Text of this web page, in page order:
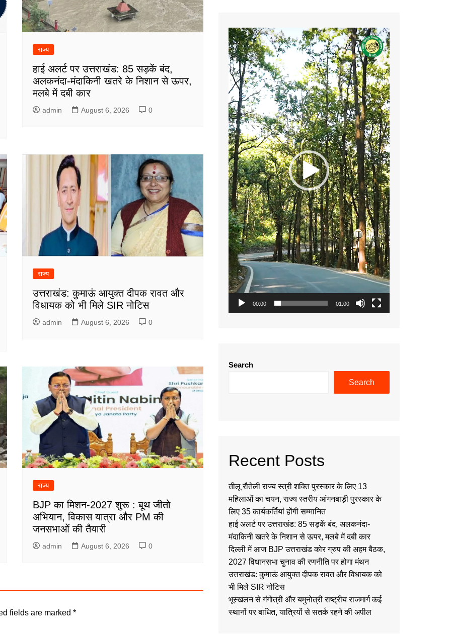
राज्य
हाई अलर्ट पर उत्तराखंड: 85 सड़कें बंद,
अलकनंदा-मंदाकिनी खतरे के निशान से ऊपर,
मलबे में दबी कार
admin August 6, 2026 0
राज्य
उत्तराखंड: कुमाऊं आयुक्त दीपक रावत और
विधायक को भी मिले SIR नोटिस
admin August 6, 2026 0
राज्य
BJP का मिशन-2027 शुरू : बूथ जीतो
अभियान, विकास यात्रा और PM की
जनसभाओं की तैयारी
admin August 6, 2026 0
fields are marked *
Video
Player
00:00 01:00
Search
Search
Recent Posts
तीलू रौतेली राज्य स्त्री शक्ति पुरस्कार के लिए 13
महिलाओं का चयन, राज्य स्तरीय आंगनबाड़ी पुरस्कार के
लिए 35 कार्यकर्तियां होंगी सम्मानित
हाई अलर्ट पर उत्तराखंड: 85 सड़कें बंद, अलकनंदा-
मंदाकिनी खतरे के निशान से ऊपर, मलबे में दबी कार
दिल्ली में आज BJP उत्तराखंड कोर ग्रुप की अहम बैठक,
2027 विधानसभा चुनाव की रणनीति पर होगा मंथन
उत्तराखंड: कुमाऊं आयुक्त दीपक रावत और विधायक को
भी मिले SIR नोटिस
भूस्खलन से गंगोत्री और यमुनोत्री राष्ट्रीय राजमार्ग कई
स्थानों पर बाधित, यात्रियों से सतर्क रहने की अपील